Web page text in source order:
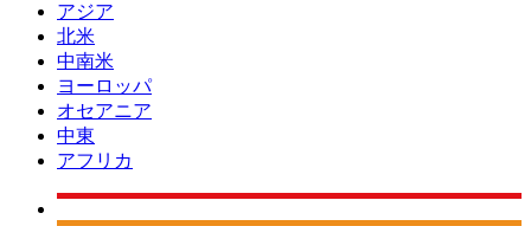
アジア
北米
中南米
ヨーロッパ
オセアニア
中東
アフリカ